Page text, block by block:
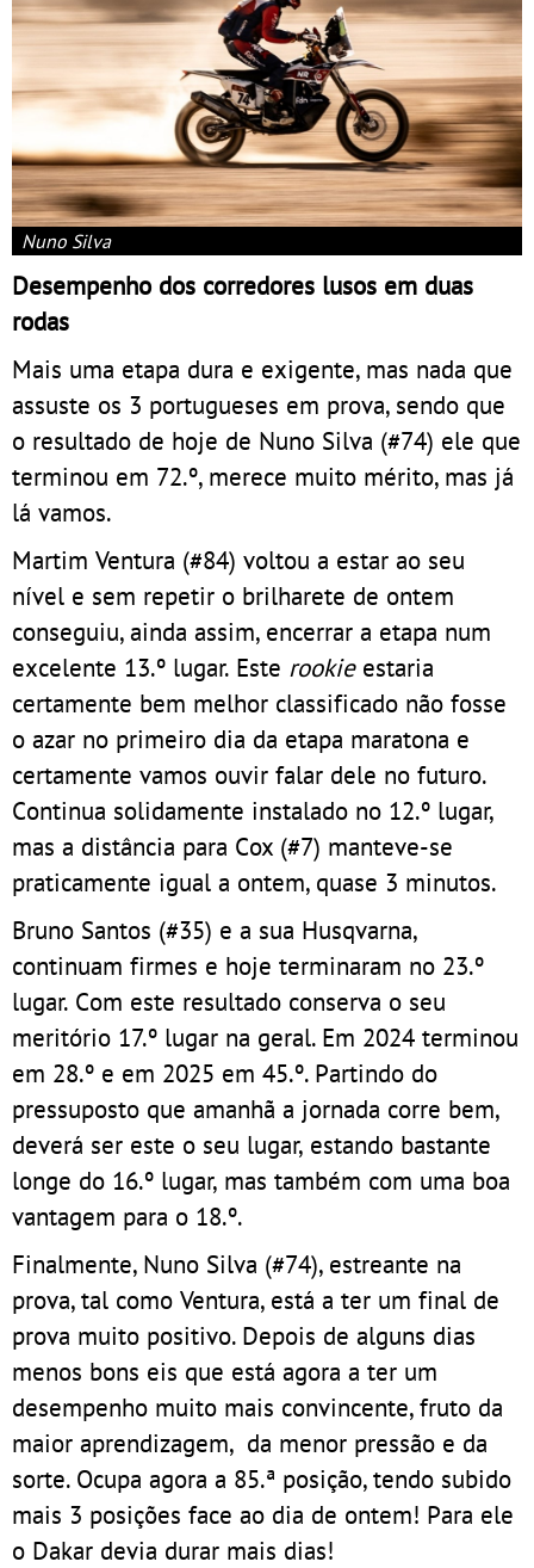
Nuno Silva
Desempenho dos corredores lusos em duas
rodas
Mais uma etapa dura e exigente, mas nada que
assuste os 3 portugueses em prova, sendo que
o resultado de hoje de Nuno Silva (#74) ele que
terminou em 72.º, merece muito mérito, mas já
lá vamos.
Martim Ventura (#84) voltou a estar ao seu
nível e sem repetir o brilharete de ontem
conseguiu, ainda assim, encerrar a etapa num
excelente 13.º lugar. Este rookieestaria
certamente bem melhor classificado não fosse
o azar no primeiro dia da etapa maratona e
certamente vamos ouvir falar dele no futuro.
Continua solidamente instalado no 12.º lugar,
mas a distância para Cox (#7) manteve-se
praticamente igual a ontem, quase 3 minutos.
Bruno Santos (#35) e a sua Husqvarna,
continuam firmes e hoje terminaram no 23.º
lugar. Com este resultado conserva o seu
meritório 17.º lugar na geral. Em 2024 terminou
em 28.º e em 2025 em 45.º. Partindo do
pressuposto que amanhã a jornada corre bem,
deverá ser este o seu lugar, estando bastante
longe do 16.º lugar, mas também com uma boa
vantagem para o 18.º.
Finalmente, Nuno Silva (#74), estreante na
prova, tal como Ventura, está a ter um final de
prova muito positivo. Depois de alguns dias
menos bons eis que está agora a ter um
desempenho muito mais convincente, fruto da
maior aprendizagem, da menor pressão e da
sorte. Ocupa agora a 85.ª posição, tendo subido
mais 3 posições face ao dia de ontem! Para ele
o Dakar devia durar mais dias!